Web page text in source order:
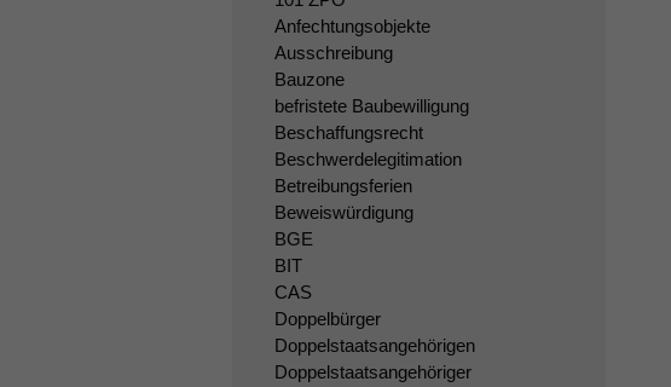
Anfechtungsobjekte
Ausschreibung
Bauzone
befristete Baubewilligung
Beschaffungsrecht
Beschwerdelegitimation
Betreibungsferien
Beweiswürdigung
BGE
BIT
CAS
Doppelbürger
Doppelstaatsangehörigen
Doppelstaatsangehöriger